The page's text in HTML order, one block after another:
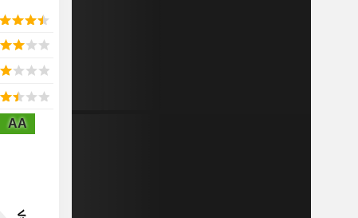
AA